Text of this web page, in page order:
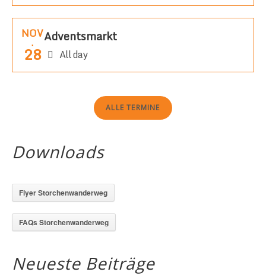
NOV
.
28
Adventsmarkt
All day
ALLE TERMINE
Downloads
Flyer Storchenwanderweg
FAQs Storchenwanderweg
Neueste Beiträge